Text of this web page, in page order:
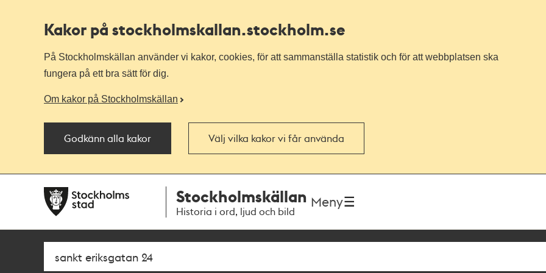
Kakor på stockholmskallan.stockholm.se
På Stockholmskällan använder vi kakor, cookies, för att sammanställa statistik och för att webbplatsen ska
fungera på ett bra sätt för dig.
Om kakor på Stockholmskällan
Godkänn alla kakor Välj vilka kakor vi får använda
navigationen
huvudinnehållet
Stockholmskällan
Historia i ord, ljud och bild
Meny
Sök